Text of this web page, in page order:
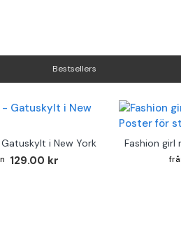
Bestsellers
i New York
129.00 kr